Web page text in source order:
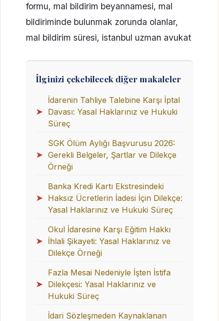
formu, mal bildirim beyannamesi, mal
bildiriminde bulunmak zorunda olanlar,
mal bildirim süresi, istanbul uzman avukat
İlginizi çekebilecek diğer makaleler
➤
İdarenin Tahliye Talebine Karşı İptal
Davası: Yasal Haklarınız ve Hukuki
Süreç
➤
SGK Ölüm Aylığı Başvurusu 2026:
Gerekli Belgeler, Şartlar ve Dilekçe
Örneği
➤
Banka Kredi Kartı Ekstresindeki
Haksız Ücretlerin İadesi İçin Dilekçe:
Yasal Haklarınız ve Hukuki Süreç
➤
Okul İdaresine Karşı Eğitim Hakkı
İhlali Şikayeti: Yasal Haklarınız ve
Dilekçe Örneği
➤
Fazla Mesai Nedeniyle İşten İstifa
Dilekçesi: Yasal Haklarınız ve
Hukuki Süreç
İdari Sözleşmeden Kaynaklanan